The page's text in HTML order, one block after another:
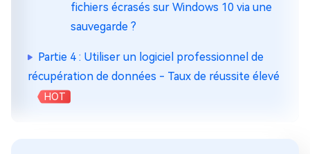
fichiers écrasés sur Windows 10 via une
sauvegarde ?
Partie 4 : Utiliser un logiciel professionnel de
récupération de données - Taux de réussite élevé
HOT